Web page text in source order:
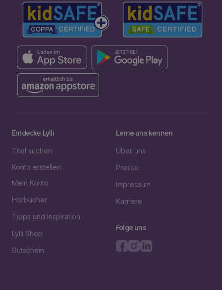
Entdecke Lylli
Titel suchen
Konto erstellen
Mein Konto
Hörbücher
Tipps und Inspiration
Lylli Shop
Gutschein
Lerne uns kennen
Über uns
Presse
Impressum
Karriere
Folge uns